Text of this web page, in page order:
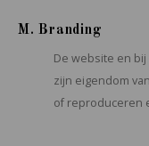
M. Branding
De website en
zijn eigendom
of reproduceren